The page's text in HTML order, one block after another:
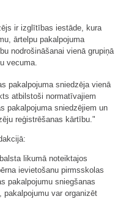
ir izglītības iestāde, kura
ārtelpu pakalpojuma
nodrošināšanai vienā grupiņā
vecuma.
pakalpojuma sniedzēja vienā
atbilstoši normatīvajiem
pakalpojuma sniedzējiem un
reģistrēšanas kārtību."
likumā noteiktajos
ievietošanu pirmsskolas
pakalpojumu sniegšanas
var organizēt